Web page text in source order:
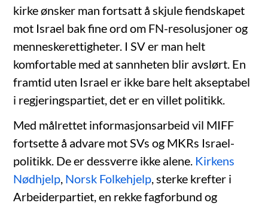
kirke ønsker man fortsatt å skjule fiendskapet
mot Israel bak fine ord om FN-resolusjoner og
menneskerettigheter. I SV er man helt
komfortable med at sannheten blir avslørt. En
framtid uten Israel er ikke bare helt akseptabel
i regjeringspartiet, det er en villet politikk.
Med målrettet informasjonsarbeid vil MIFF
fortsette å advare mot SVs og MKRs Israel-
politikk. De er dessverre ikke alene. Kirkens
Nødhjelp Norsk Folkehjelp , sterke krefter i
Arbeiderpartiet, en rekke fagforbund og